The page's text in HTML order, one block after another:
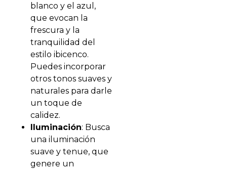
blanco y el azul,
que evocan la
frescura y la
tranquilidad del
estilo ibicenco.
Puedes incorporar
otros tonos suaves y
naturales para darle
un toque de
calidez.
Iluminación: Busca
una iluminación
suave y tenue, que
genere un